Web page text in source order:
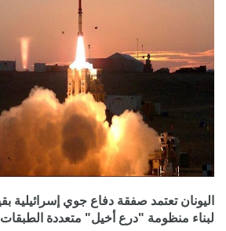
لبناء منظومة "درع أخيل" متعددة الطبقات